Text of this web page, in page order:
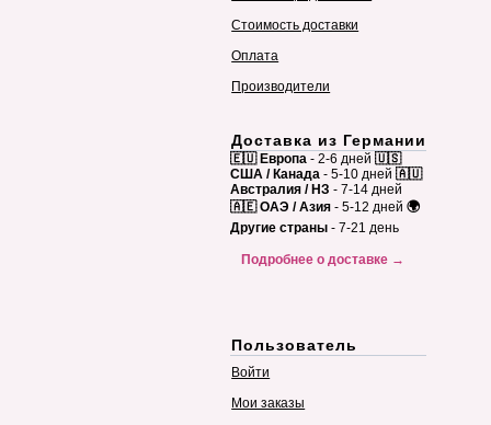
Стоимость доставки
Оплата
Производители
Доставка из Германии
🇪🇺 Европа - 2-6 дней 🇺🇸
США / Канада - 5-10 дней 🇦🇺
Австралия / НЗ - 7-14 дней
🇦🇪 ОАЭ / Азия - 5-12 дней 🌍
Другие страны - 7-21 день
Подробнее о доставке →
Пользователь
Войти
Мои заказы